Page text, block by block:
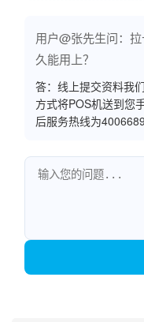
用户@张先生问：
久能用上？
答：线上提交资料我
方式将POS机送到您
后服务热线为